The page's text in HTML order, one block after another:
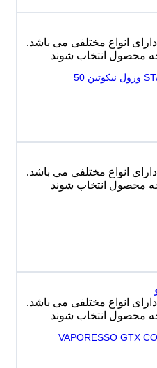
انواع مختلفی می باشد.
محصول انتخاب شوند
انواع مختلفی می باشد.
محصول انتخاب شوند
انواع مختلفی می باشد.
محصول انتخاب شوند